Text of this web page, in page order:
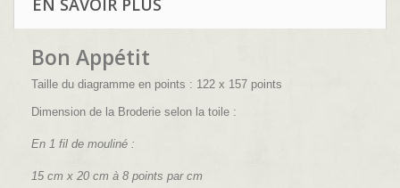
EN SAVOIR PLUS
Bon Appétit
Taille du diagramme en points : 122 x 157 points
Dimension de la Broderie selon la toile :
En 1 fil de mouliné :
15 cm x 20 cm à 8 points par cm